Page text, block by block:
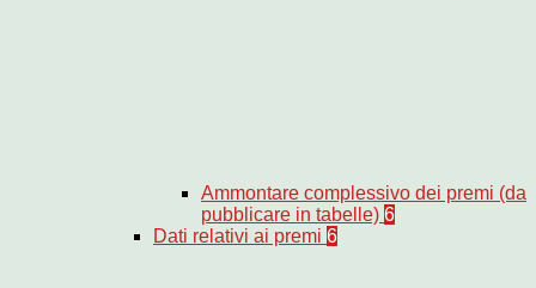
Ammontare complessivo dei premi (da
pubblicare in tabelle) 6
Dati relativi ai premi 6